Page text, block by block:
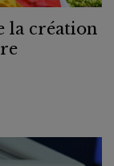
la création